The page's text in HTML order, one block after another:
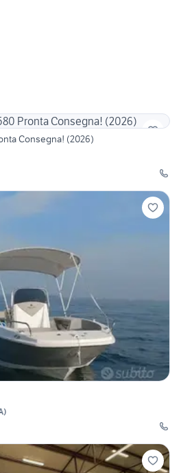
Consegna! (2026)
)